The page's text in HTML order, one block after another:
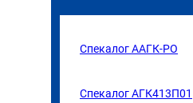
Спекалог ААГК-РО
Спекалог АГК413П01